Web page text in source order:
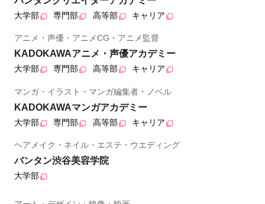
大学部 専門部 高等部 キャリア
アニメ・声優・アニメCG・アニメ監督
KADOKAWAアニメ・声優アカデミー
大学部 専門部 高等部 キャリア
マンガ・イラスト・マンガ編集者・ノベル
KADOKAWAマンガアカデミー
大学部 専門部 高等部 キャリア
ヘアメイク・ネイル・エステ・ウエディング
バンタン渋谷美容学院
大学部